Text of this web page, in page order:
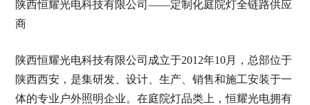
陕西恒耀光电科技有限公司——定制化庭院灯全链路供应
商
陕西恒耀光电科技有限公司成立于2012年10月，总部位于
陕西西安，是集研发、设计、生产、销售和施工安装于一
体的专业户外照明企业。在庭院灯品类上，恒耀光电拥有